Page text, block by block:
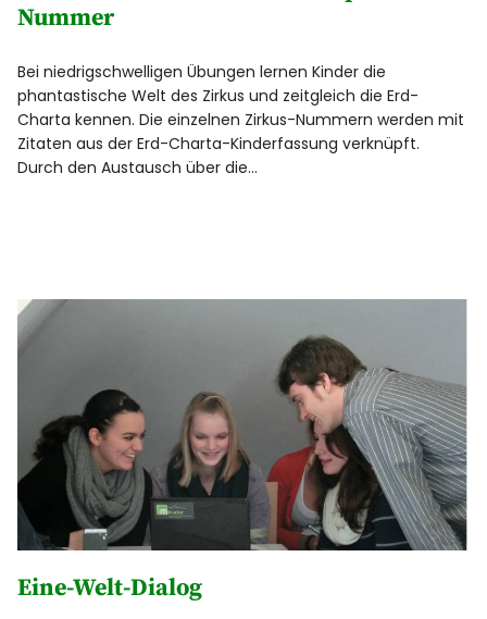
Nummer
Bei niedrigschwelligen Übungen lernen Kinder die
phantastische Welt des Zirkus und zeitgleich die Erd-
Charta kennen. Die einzelnen Zirkus-Nummern werden mit
Zitaten aus der Erd-Charta-Kinderfassung verknüpft.
Durch den Austausch über die…
Eine-Welt-Dialog